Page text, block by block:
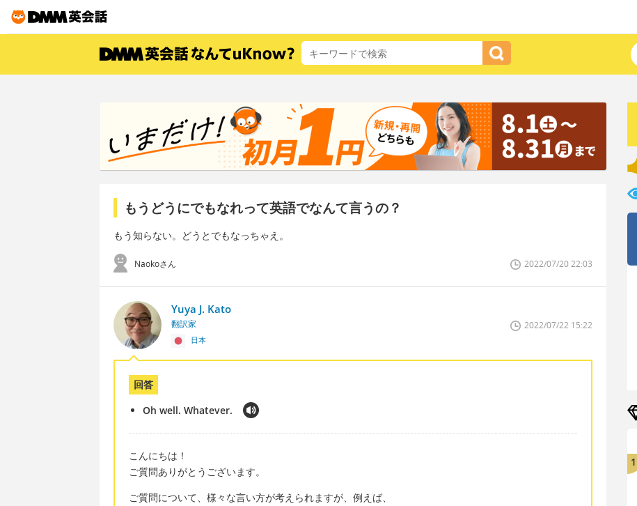
もうどうにでもなれって英語でなんて言うの？
もう知らない。どうとでもなっちゃえ。
Naokoさん 2022/07/20 22:03
Yuya J. Kato
翻訳家
日本
2022/07/22 15:22
回答
Oh well. Whatever.
こんにちは！
ご質問ありがとうございます。
ご質問について、様々な言い方が考えられますが、例えば、
1